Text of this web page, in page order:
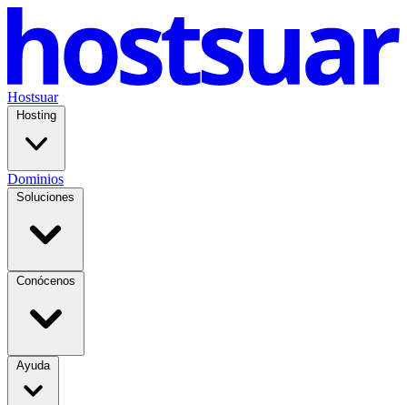
Hostsuar
Hosting
Dominios
Soluciones
Conócenos
Ayuda